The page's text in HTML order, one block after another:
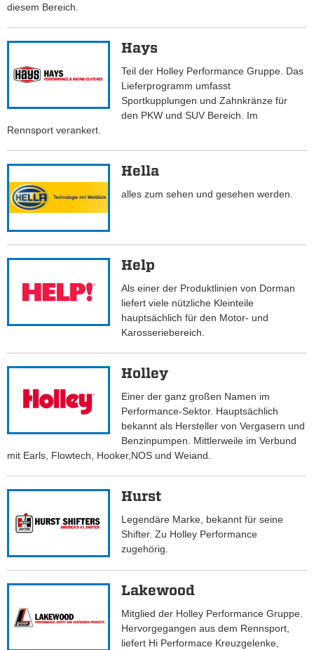
diesem Bereich.
Hays
Teil der Holley Performance Gruppe. Das
Lieferprogramm umfasst
Sportkupplungen und Zahnkränze für
den PKW und SUV Bereich. Im
Rennsport verankert.
Hella
alles zum sehen und gesehen werden.
Help
Als einer der Produktlinien von Dorman
liefert viele nützliche Kleinteile
hauptsächlich für den Motor- und
Karosseriebereich.
Holley
Einer der ganz großen Namen im
Performance-Sektor. Hauptsächlich
bekannt als Hersteller von Vergasern und
Benzinpumpen. Mittlerweile im Verbund
mit Earls, Flowtech, Hooker,NOS und Weiand.
Hurst
Legendäre Marke, bekannt für seine
Shifter. Zu Holley Performance
zugehörig.
Lakewood
Mitglied der Holley Performance Gruppe.
Hervorgegangen aus dem Rennsport,
liefert Hi Performace Kreuzgelenke,